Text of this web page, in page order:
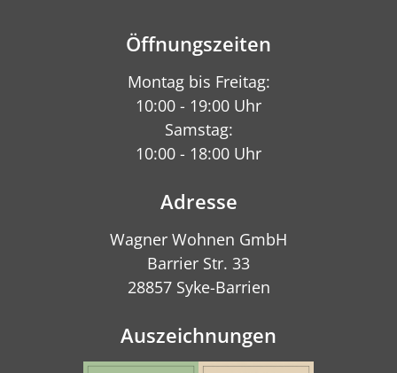
Öffnungszeiten
Montag bis Freitag:
10:00 - 19:00 Uhr
Samstag:
10:00 - 18:00 Uhr
Adresse
Wagner Wohnen GmbH
Barrier Str. 33
28857 Syke-Barrien
Auszeichnungen